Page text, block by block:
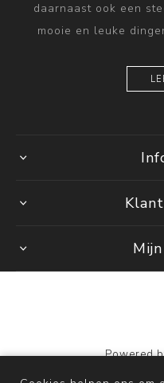
daarnaast ook een
mooie en leuke
Powered